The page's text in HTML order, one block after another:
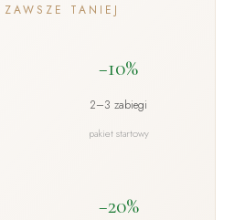
TANIEJ
−10%
2–3 zabiegi
pakiet startowy
−20%